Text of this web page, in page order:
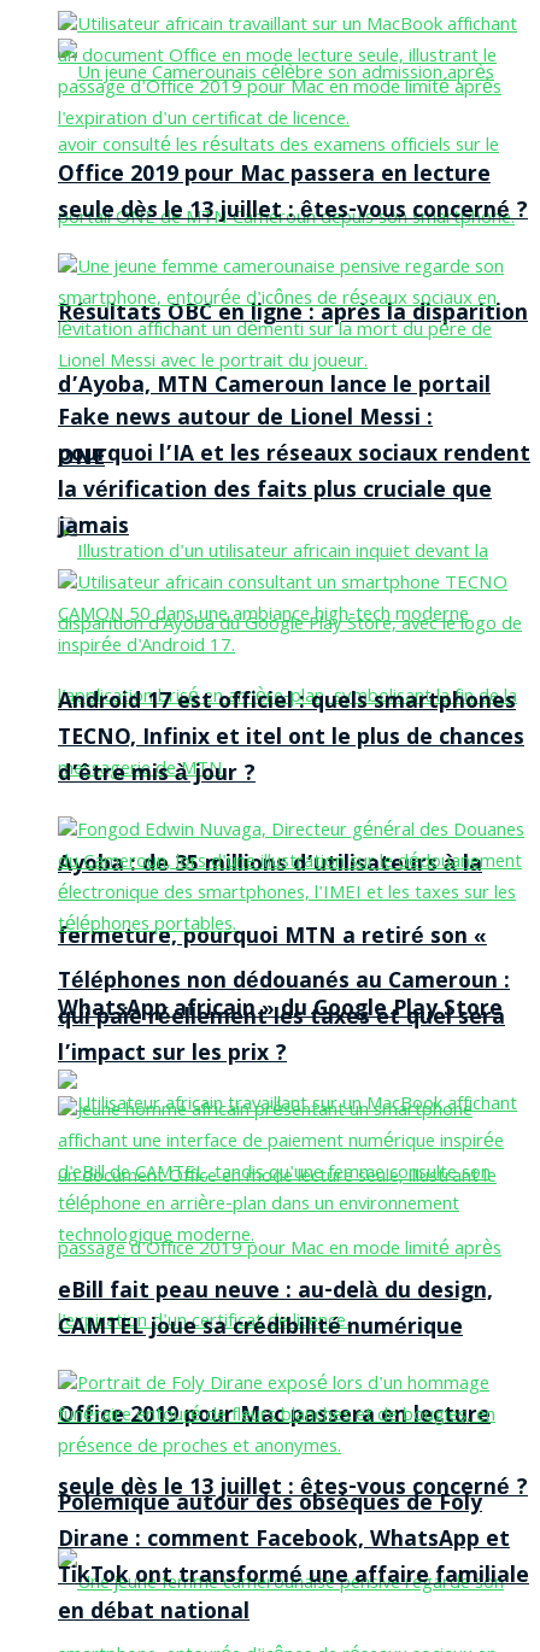
Résultats OBC en ligne : après la disparition
d’Ayoba, MTN Cameroun lance le portail
ONE
Ayoba : de 35 millions d’utilisateurs à la
fermeture, pourquoi MTN a retiré son «
WhatsApp africain » du Google Play Store
Office 2019 pour Mac passera en lecture
seule dès le 13 juillet : êtes-vous concerné ?
Office 2019 pour Mac passera en lecture
seule dès le 13 juillet : êtes-vous concerné ?
Fake news autour de Lionel Messi :
pourquoi l’IA et les réseaux sociaux rendent
la vérification des faits plus cruciale que
jamais
Android 17 est officiel : quels smartphones
TECNO, Infinix et itel ont le plus de chances
d’être mis à jour ?
Téléphones non dédouanés au Cameroun :
qui paie réellement les taxes et quel sera
l’impact sur les prix ?
eBill fait peau neuve : au-delà du design,
CAMTEL joue sa crédibilité numérique
Polémique autour des obsèques de Foly
Dirane : comment Facebook, WhatsApp et
TikTok ont transformé une affaire familiale
en débat national